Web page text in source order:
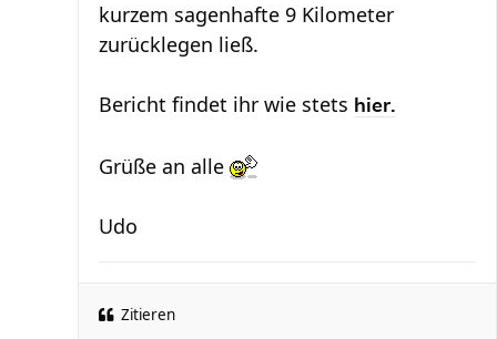
kurzem sagenhafte 9 Kilometer
zurücklegen ließ.
Bericht findet ihr wie stets hier.
Grüße an alle
Udo
Zitieren